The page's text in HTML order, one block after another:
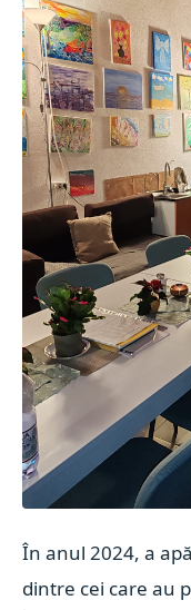
În anul 2024, a
dintre cei care au